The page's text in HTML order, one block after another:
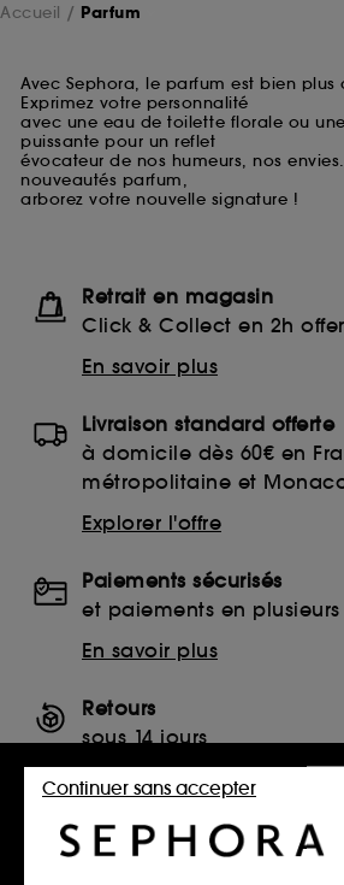
Accueil Parfum
Avec Sephora, le parfum est bien
Exprimez votre personnalité
avec une eau de toilette florale ou
puissante pour un reflet
évocateur de nos humeurs, nos
nouveautés parfum,
arborez votre nouvelle signature !
Retrait en magasin
Click & Collect en 2h
En savoir plus
Livraison standard offerte
à domicile dès 60€ en
métropolitaine et
Explorer l'offre
Paiements sécurisés
et paiements en plusieurs
En savoir plus
Retours
sous 14 jours
Retourner mon article
SERVICES, CONTACT ET CONDITIONS DES
Continuer sans accepter